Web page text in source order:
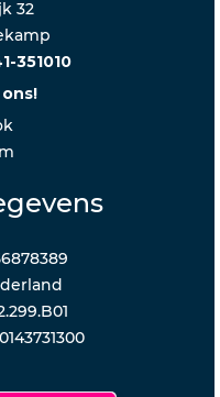
32
351010